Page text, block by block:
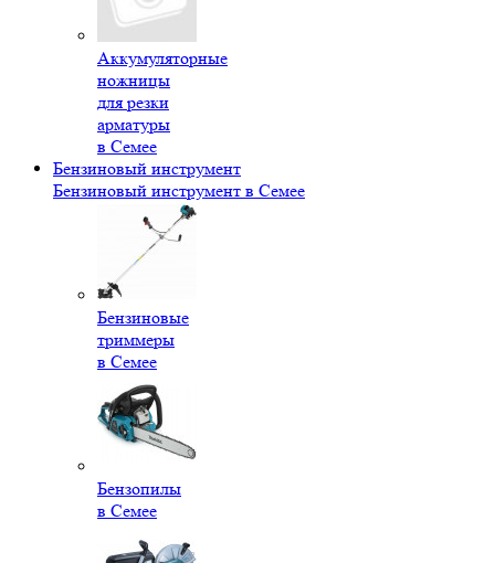
Аккумуляторные
ножницы
для резки
арматуры
в Семее
Бензиновый инструмент
Бензиновый инструмент в Семее
Бензиновые
триммеры
в Семее
Бензопилы
в Семее